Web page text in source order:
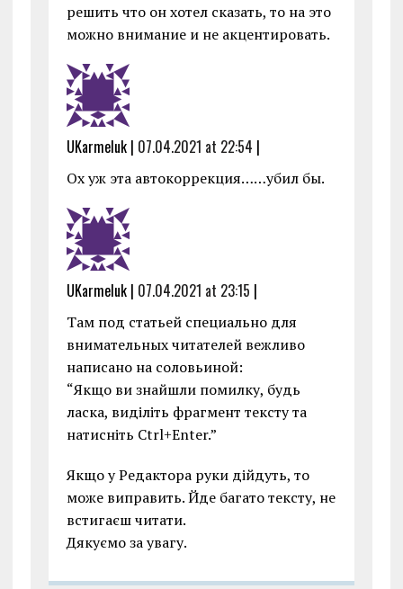
решить что он хотел сказать, то на это
можно внимание и не акцентировать.
UKarmeluk | 07.04.2021 at 22:54 |
Ох уж эта автокоррекция……убил бы.
UKarmeluk | 07.04.2021 at 23:15 |
Там под статьей специально для
внимательных читателей вежливо
написано на соловьиной:
“Якщо ви знайшли помилку, будь
ласка, виділіть фрагмент тексту та
натисніть Ctrl+Enter.”
Якщо у Редактора руки дійдуть, то
може виправить. Йде багато тексту, не
встигаєш читати.
Дякуємо за увагу.